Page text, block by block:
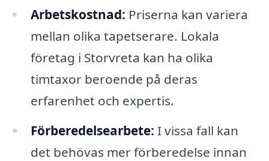
Arbetskostnad: Priserna kan variera
mellan olika tapetserare. Lokala
företag i Storvreta kan ha olika
timtaxor beroende på deras
erfarenhet och expertis.
Förberedelsearbete: I vissa fall kan
det behövas mer förberedelse innan